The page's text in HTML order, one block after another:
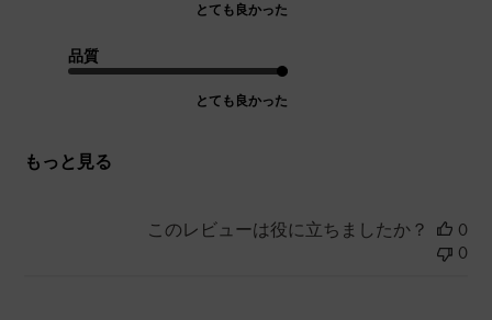
とても良かった
品質
とても良かった
もっと見る
このレビューは役に立ちましたか？
0
0